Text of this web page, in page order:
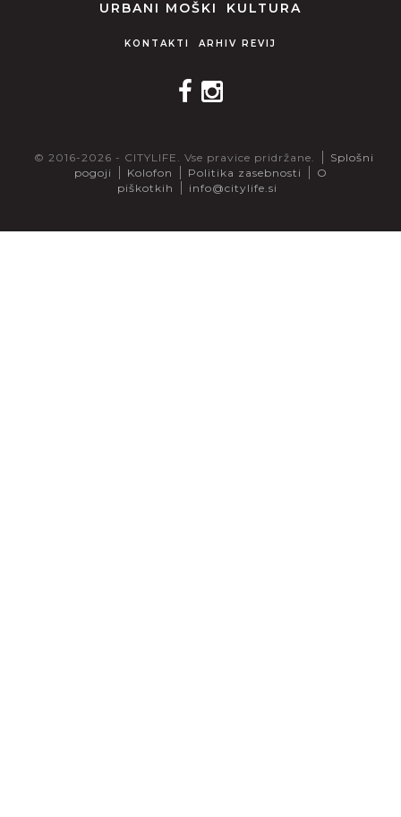
URBANI MOŠKI KULTURA
KONTAKTI ARHIV REVIJ
© 2016-2026 - CITYLIFE. Vse pravice pridržane.
Splošni
pogoji
Kolofon Politika zasebnosti
O
piškotkih
info@citylife.si